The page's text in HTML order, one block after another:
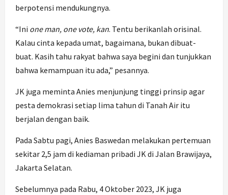
berpotensi mendukungnya.
“Ini one man, one vote, kan. Tentu berikanlah orisinal.
Kalau cinta kepada umat, bagaimana, bukan dibuat-
buat. Kasih tahu rakyat bahwa saya begini dan tunjukkan
bahwa kemampuan itu ada,” pesannya.
JK juga meminta Anies menjunjung tinggi prinsip agar
pesta demokrasi setiap lima tahun di Tanah Air itu
berjalan dengan baik.
Pada Sabtu pagi, Anies Baswedan melakukan pertemuan
sekitar 2,5 jam di kediaman pribadi JK di Jalan Brawijaya,
Jakarta Selatan.
Sebelumnya pada Rabu, 4 Oktober 2023, JK juga